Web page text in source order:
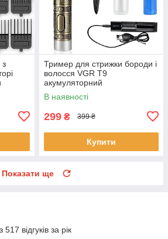
Тример для стрижки бороди і
волосся VGR T9
акумуляторний
В наявності
299 ₴ 399 ₴
Купити
Показати ще
відгуків за рік